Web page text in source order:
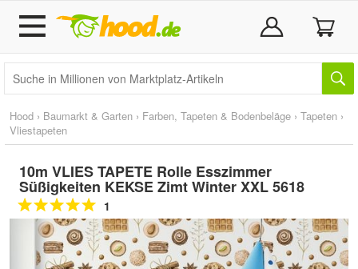
Hood › Baumarkt & Garten › Farben, Tapeten & Bodenbeläge › Tapeten ›
Vliestapeten
10m VLIES TAPETE Rolle Esszimmer
Süßigkeiten KEKSE Zimt Winter XXL 5618
1